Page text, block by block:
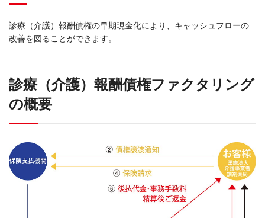
診療（介護）報酬債権の早期現金化により、キャッシュフローの
改善を図ることができます。
診療（介護）報酬債権ファクタリング
の概要